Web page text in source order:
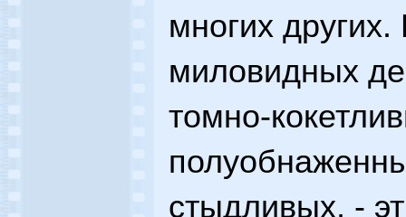
многих
миловидных
томно-
стыдливых, -